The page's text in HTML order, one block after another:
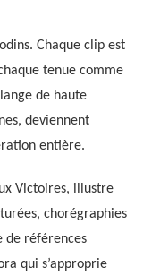
Chaque clip est
tenue comme
de haute
deviennent
entière.
Victoires, illustre
chorégraphies
de références
qui s’approprie